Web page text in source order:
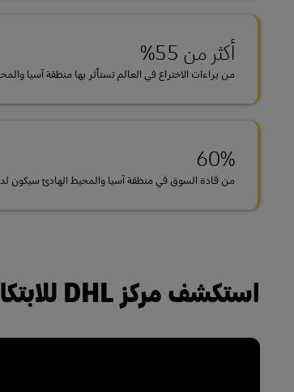
أكثر من 55%
من براءات الاختراع في العالم تستأثر بها منطقة آسيا
60%
من قادة السوق في منطقة آسيا والمحيط الهادئ سيكون
استكشف مركز DHL للابتكار في سنغافورة